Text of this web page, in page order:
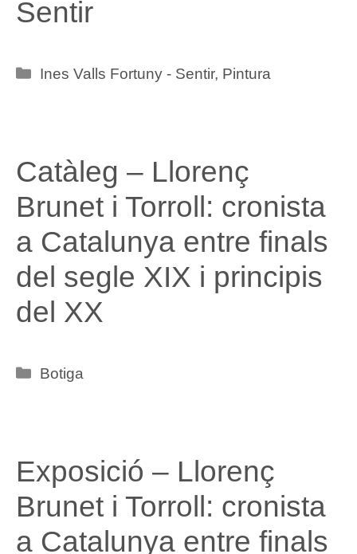
Sentir
Categories
Ines Valls Fortuny - Sentir, Pintura
Catàleg – Llorenç
Brunet i Torroll: cronista
a Catalunya entre finals
del segle XIX i principis
del XX
Categories
Botiga
Exposició – Llorenç
Brunet i Torroll: cronista
a Catalunya entre finals